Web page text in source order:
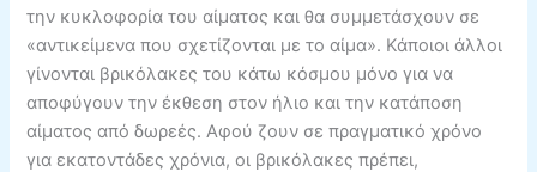
την κυκλοφορία του αίματος και θα συμμετάσχουν σε
«αντικείμενα που σχετίζονται με το αίμα». Κάποιοι άλλοι
γίνονται βρικόλακες του κάτω κόσμου μόνο για να
αποφύγουν την έκθεση στον ήλιο και την κατάποση
αίματος από δωρεές. Αφού ζουν σε πραγματικό χρόνο
για εκατοντάδες χρόνια, οι βρικόλακες πρέπει,